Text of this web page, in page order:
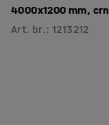
4000x1200 mm,
Art. br. :1213212